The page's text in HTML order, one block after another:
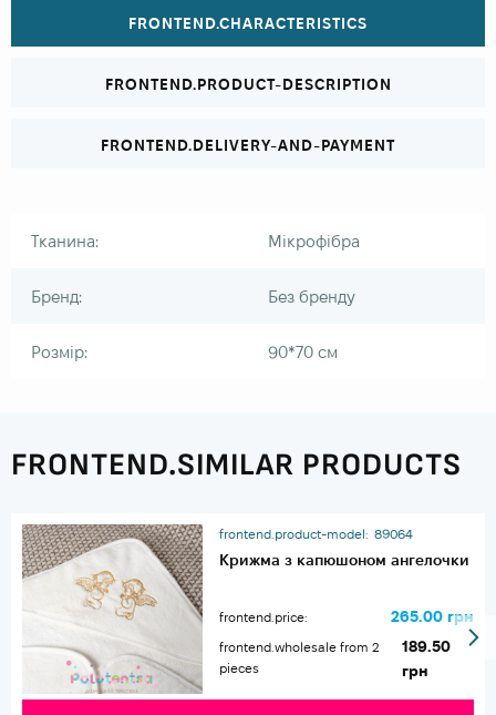
FRONTEND.CHARACTERISTICS
FRONTEND.PRODUCT-DESCRIPTION
FRONTEND.DELIVERY-AND-PAYMENT
Тканина: Мікрофібра
Бренд: Без бренду
Розмір: 90*70 см
FRONTEND.SIMILAR PRODUCTS
frontend.product-model: 89064
Крижма з капюшоном ангелочки
frontend.price: 265.00 грн
frontend.wholesale from 2
pieces
189.50
грн